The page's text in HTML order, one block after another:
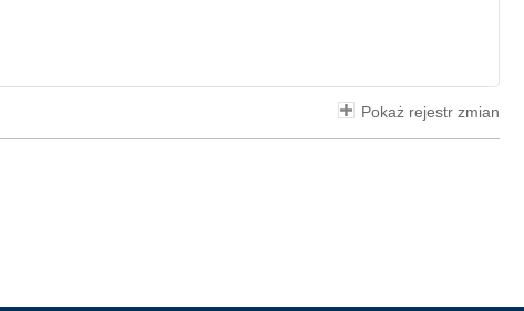
Pokaż rejestr zmian